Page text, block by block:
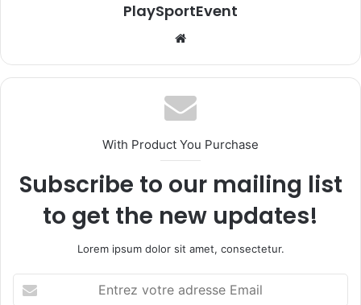
PlaySportEvent
With Product You Purchase
Subscribe to our mailing list
to get the new updates!
Lorem ipsum dolor sit amet, consectetur.
votre